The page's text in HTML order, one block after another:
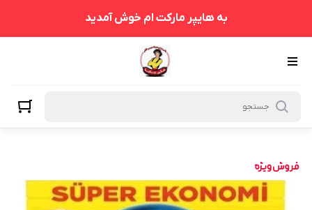
به هایپر مارکت ام خوش آمدید